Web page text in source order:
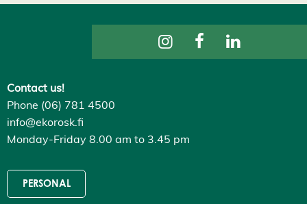
Contact us!
Phone (06) 781 4500
info@ekorosk.fi
Monday-Friday 8.00 am to 3.45 pm
PERSONAL